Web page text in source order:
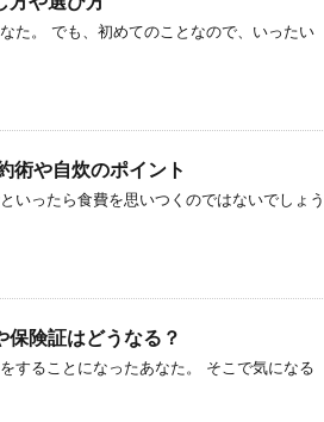
た。 でも、初めてのことなので、いったい
術や自炊のポイント
いったら食費を思いつくのではないでしょう
保険証はどうなる？
することになったあなた。 そこで気になる